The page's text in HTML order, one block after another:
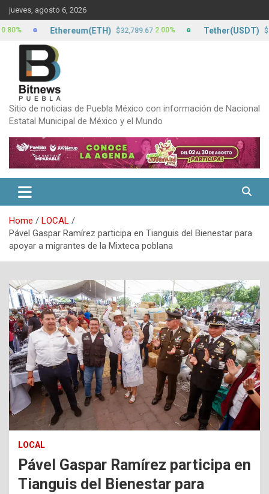
Skip
to
content
jueves, agosto 6, 2026
Sitio de noticias de Puebla México con información de Nacional
Estatal Municipal de México y el Mundo
Home
LOCAL
Pável Gaspar Ramírez participa en Tianguis del Bienestar para
apoyar a migrantes de la Mixteca poblana
LOCAL
Pável Gaspar Ramírez participa en
Tianguis del Bienestar para
Ethereum(ETH) $32,789.67 2.00% Tether(USDT) $17.24